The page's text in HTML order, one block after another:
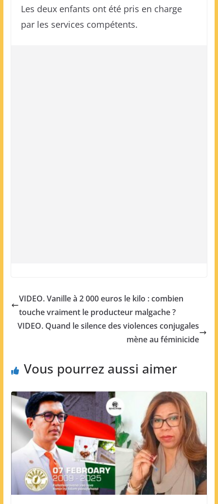
Les deux enfants ont été pris en charge
par les services compétents.
VIDEO. Vanille à 2 000 euros le kilo : combien
touche vraiment le producteur malgache ?
VIDEO. Quand le silence des violences conjugales
mène au féminicide
Vous pourrez aussi aimer